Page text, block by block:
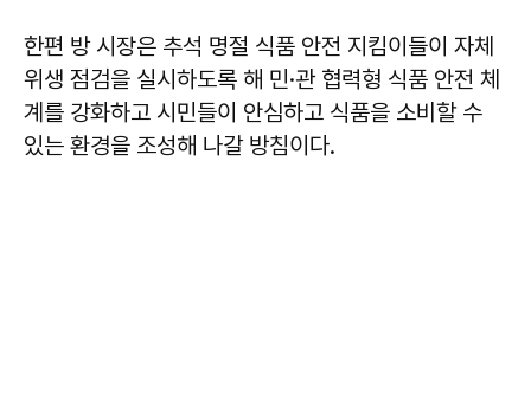
한편 방 시장은 추석 명절 식품 안전 지킴이들이 자체
위생 점검을 실시하도록 해 민·관 협력형 식품 안전 체
계를 강화하고 시민들이 안심하고 식품을 소비할 수
있는 환경을 조성해 나갈 방침이다.